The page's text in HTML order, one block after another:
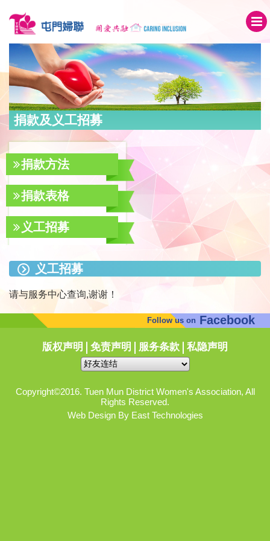
捐款及义工招募
捐款方法
捐款表格
义工招募
义工招募
请与服务中心查询,谢谢！
Follow us on Facebook
版权声明 免责声明 服务条款 私隐声明
Copyright©2016. Tuen Mun District Women's Association, All
Rights Reserved.
Web Design By East Technologies